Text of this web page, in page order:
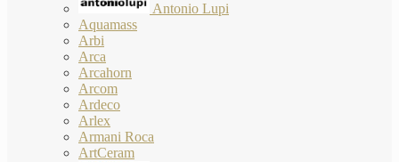
Antonio Lupi
Aquamass
Arbi
Arca
Arcahorn
Arcom
Ardeco
Arlex
Armani Roca
ArtCeram